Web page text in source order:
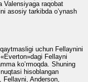
Valensiyaga raqobat
asosiy tarkibda o’ynash
uchun Fellaynini
Fellayni
ko’rmoqda. Shuning
hisoblangan
Fellayni, Anderson,